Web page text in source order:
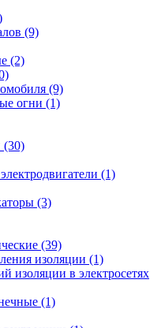
(9)
(2)
(9)
огни (1)
(30)
(1)
(3)
(39)
изоляции (1)
изоляции в электросетях
(1)